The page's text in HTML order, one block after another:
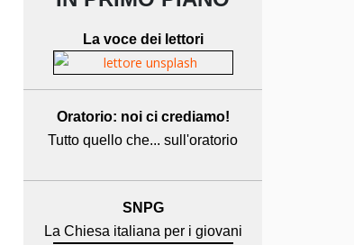
La voce dei lettori
Oratorio: noi ci crediamo!
Tutto quello che... sull'oratorio
SNPG
La Chiesa italiana per i giovani